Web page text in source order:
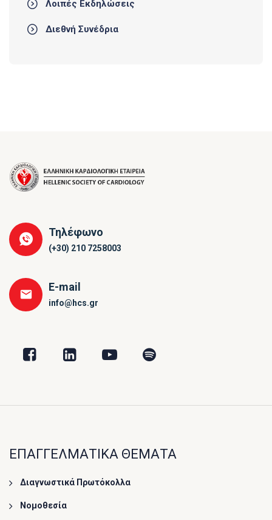
Λοιπές Εκδηλώσεις
Διεθνή Συνέδρια
Τηλέφωνο
(+30) 210 7258003
E-mail
info@hcs.gr
ΕΠΑΓΓΕΛΜΑΤΙΚΑ ΘΕΜΑΤΑ
Διαγνωστικά Πρωτόκολλα
Νομοθεσία